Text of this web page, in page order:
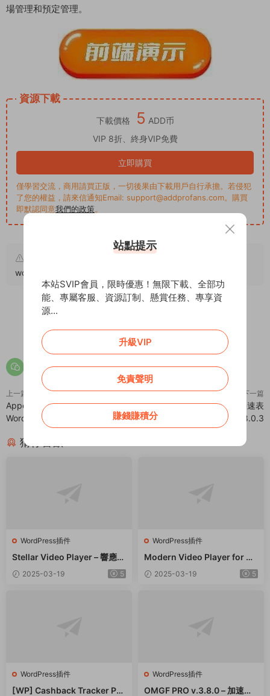
場管理和預定管理。
資源下載
下載價格 5 ADD币
VIP 8折、終身VIP免費
立即購買
僅學習交流，商用請買正版，一切後果由下載用戶自行承擔。若侵犯
了您的權益，請來信通知Email: support@addprofans.com。購買
即默認同意我們的政策。
woocommerce/
0 0
上一篇
Appender – 内容保護複制加版權
WordPress 插件 – v1.1.0
下一篇
Woo Product Table Pro – 快速表
格創建WordPress插件 – v8.0.3
猜你喜歡
WordPress插件
Stellar Video Player – 響應式
視頻播放器WordPress插件 –
v2.9
2025-03-19 5
WordPress插件
Modern Video Player for W
ordPress – 功能強大的視頻和
音頻播放器 – v10.21
2025-03-19 5
WordPress插件
[WP] Cashback Tracker Pro
WordPress插件
OMGF PRO v.3.8.0 – 加速谷
站點提示
本站SVIP會員，限時優惠！無限下載、全部功
能、專屬客服、資源訂制、懸賞任務、專享資
源...
升級VIP
免責聲明
賺錢賺積分